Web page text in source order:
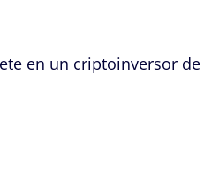
en un criptoinversor